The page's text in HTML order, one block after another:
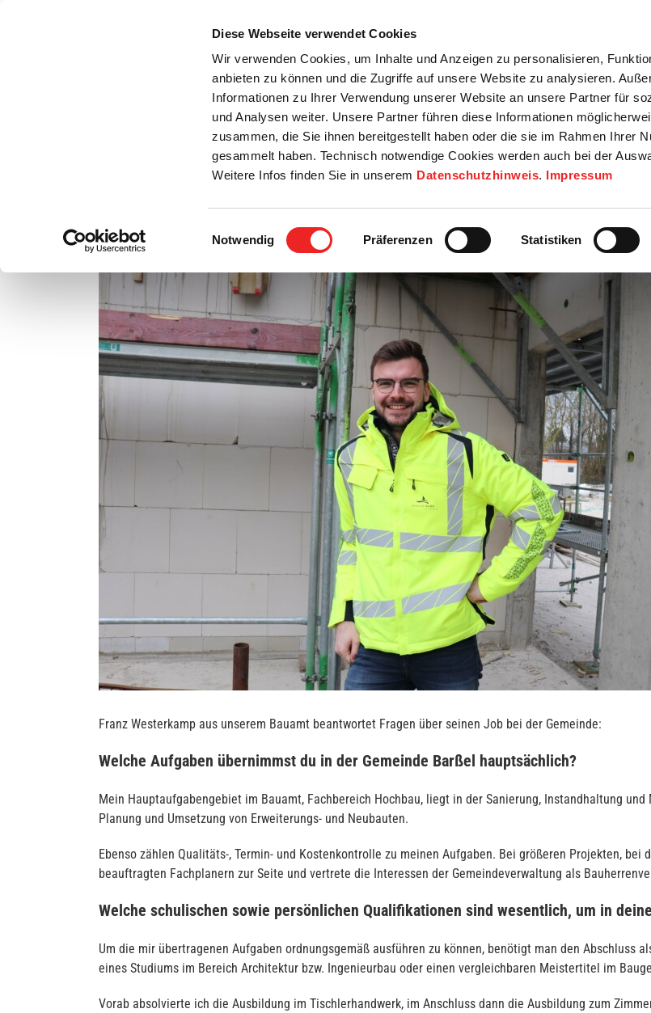
Diese Webseite verwendet Cookies
Wir verwenden Cookies, um Inhalte und Anzeigen zu personalisieren,
anbieten zu können und die Zugriffe auf unsere Website zu analysieren.
Informationen zu Ihrer Verwendung unserer Website an unsere Partner für
und Analysen weiter. Unsere Partner führen diese Informationen
zusammen, die Sie ihnen bereitgestellt haben oder die sie im Rahmen Ihrer
gesammelt haben. Technisch notwendige Cookies werden auch bei der
Weitere Infos finden Sie in unserem Datenschutzhinweis. Impressum
Einwilligungsauswahl
Notwendig Präferenzen Statistiken
Startseite
Bürgerservice Rats- / Bürgerinfo Wirtschaft / Wohnen Bildung / Soziales
Franz Westerkamp – Zimmerermeister – Bauamt
grösseres
Bild
Franz Westerkamp aus unserem Bauamt beantwortet Fragen über seinen Job bei der Gemeinde:
Welche Aufgaben übernimmst du in der Gemeinde Barßel hauptsächlich?
Mein Hauptaufgabengebiet im Bauamt, Fachbereich Hochbau, liegt in der Sanierung, Instandhaltung
Planung und Umsetzung von Erweiterungs- und Neubauten.
Ebenso zählen Qualitäts-, Termin- und Kostenkontrolle zu meinen Aufgaben. Bei größeren Projekten,
beauftragten Fachplanern zur Seite und vertrete die Interessen der Gemeindeverwaltung als
Welche schulischen sowie persönlichen Qualifikationen sind wesentlich, um in
Um die mir übertragenen Aufgaben ordnungsgemäß ausführen zu können, benötigt man den Abschluss
eines Studiums im Bereich Architektur bzw. Ingenieurbau oder einen vergleichbaren Meistertitel im
Vorab absolvierte ich die Ausbildung im Tischlerhandwerk, im Anschluss dann die Ausbildung zum